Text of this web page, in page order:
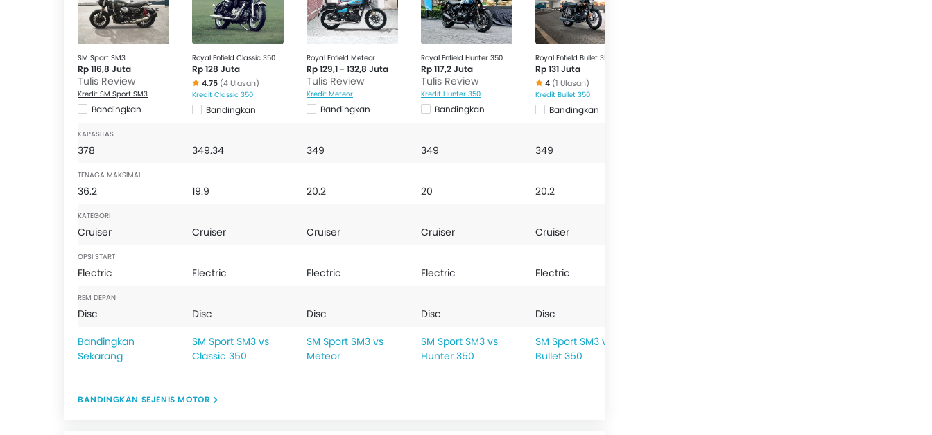
SM Sport SM3
Rp 116,8 Juta
Tulis Review
Kredit SM Sport SM3
Bandingkan
Royal Enfield Classic 350
Rp 128 Juta
4.75 (4 Ulasan)
Kredit Classic 350
Bandingkan
Royal Enfield Meteor
Rp 129,1 - 132,8 Juta
Tulis Review
Kredit Meteor
Bandingkan
Royal Enfield Hunter 350
Rp 117,2 Juta
Tulis Review
Kredit Hunter 350
Bandingkan
Royal Enfield Bullet 350
Rp 131 Juta
4 (1 Ulasan)
Kredit Bullet 350
Bandingkan
KAPASITAS
378 349.34 349 349 349
TENAGA MAKSIMAL
36.2 19.9 20.2 20 20.2
KATEGORI
Cruiser Cruiser Cruiser Cruiser Cruiser
OPSI START
Electric Electric Electric Electric Electric
REM DEPAN
Disc Disc Disc Disc
Disc
Bandingkan
Sekarang
SM Sport SM3 vs
Classic 350
SM Sport SM3 vs
Meteor
SM Sport SM3 vs
Hunter 350
SM Sport SM3 vs
Bullet 350
BANDINGKAN SEJENIS MOTOR